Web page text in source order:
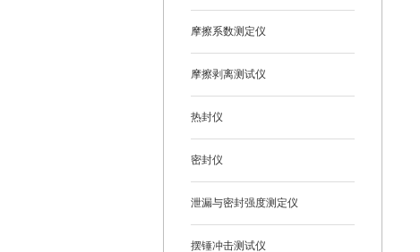
摩擦系数测定仪
摩擦剥离测试仪
热封仪
密封仪
泄漏与密封强度测定仪
摆锤冲击测试仪